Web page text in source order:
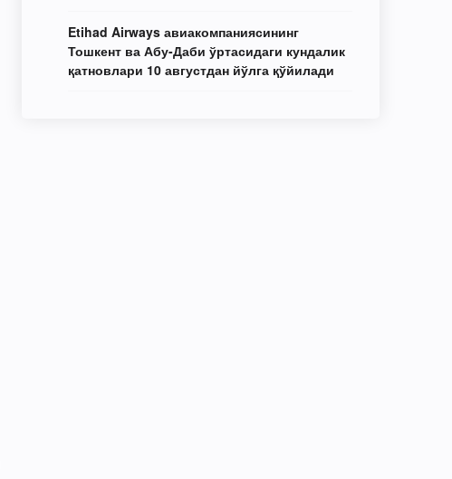
Etihad Airways авиакомпаниясининг
Тошкент ва Абу-Даби ўртасидаги кундалик
қатновлари 10 августдан йўлга қўйилади